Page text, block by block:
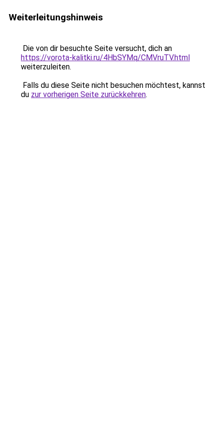
Weiterleitungshinweis
Die von dir besuchte Seite versucht, dich an
https://vorota-kalitki.ru/4HbSYMq/CMVruTV.html
weiterzuleiten.
Falls du diese Seite nicht besuchen möchtest, kannst
du zur vorherigen Seite zurückkehren.